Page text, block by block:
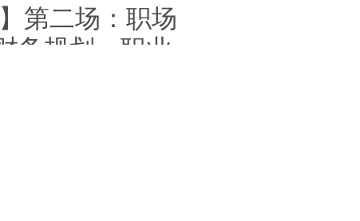
第二场：职场
务规划、职业